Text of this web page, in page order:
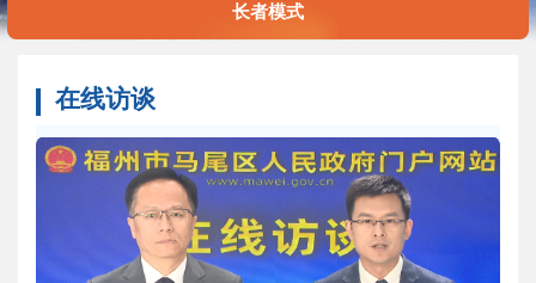
长者模式
在线访谈